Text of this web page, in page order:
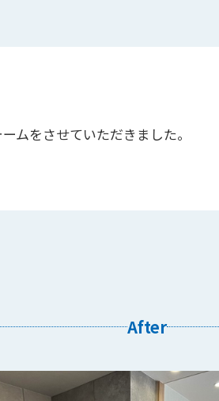
ムをさせていただきました。
After